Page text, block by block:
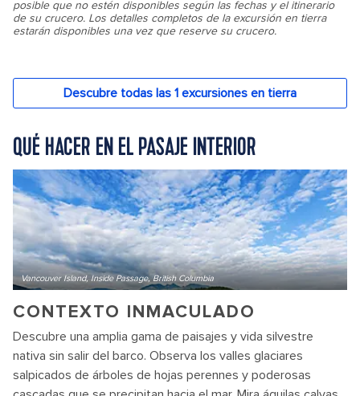
QUÉ HACER EN EL PASAJE INTERIOR
Vancouver Island, Inside Passage, British Columbia
CONTEXTO INMACULADO
Descubre una amplia gama de paisajes y vida silvestre
nativa sin salir del barco. Observa los valles glaciares
salpicados de árboles de hojas perennes y poderosas